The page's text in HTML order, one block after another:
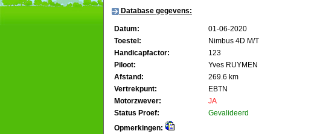
Database gegevens:
Datum: 01-06-2020
Toestel:
Nimbus 4D M/T
Handicapfactor:
123
Piloot:
Yves RUYMEN
Afstand:
269.6 km
Vertrekpunt:
EBTN
Motorzwever:
JA
Status Proef:
Gevalideerd
Opmerkingen: